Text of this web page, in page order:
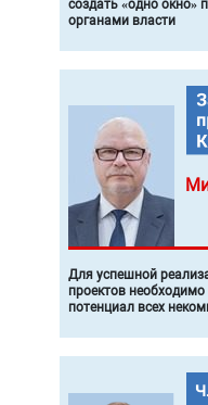
создать «одно окно»
органами власти
Для успешной
проектов
потенциал всех